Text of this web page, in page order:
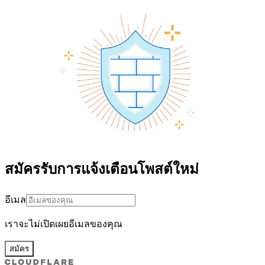
สมัครรับการแจ้งเตือนโพสต์ใหม่
อีเมล
เราจะไม่เปิดเผยอีเมลของคุณ
สมัคร